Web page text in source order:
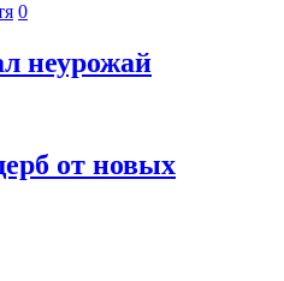
0
неурожай
от новых